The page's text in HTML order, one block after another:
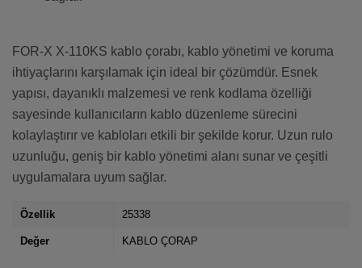
FOR-X X-110KS kablo çorabı, kablo yönetimi ve koruma
ihtiyaçlarını karşılamak için ideal bir çözümdür. Esnek
yapısı, dayanıklı malzemesi ve renk kodlama özelliği
sayesinde kullanıcıların kablo düzenleme sürecini
kolaylaştırır ve kabloları etkili bir şekilde korur. Uzun rulo
uzunluğu, geniş bir kablo yönetimi alanı sunar ve çeşitli
uygulamalara uyum sağlar.
Özellik 25338
Değer KABLO ÇORAP